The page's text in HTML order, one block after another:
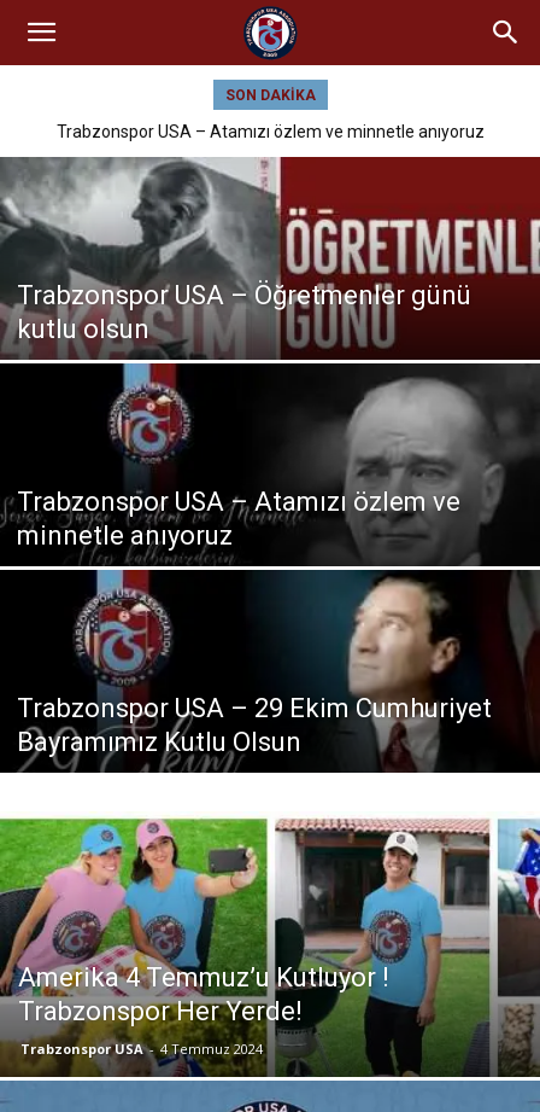
SON DAKIKA
Trabzonspor USA – Atamızı özlem ve minnetle anıyoruz
Trabzonspor USA – Öğretmenler günü
kutlu olsun
Trabzonspor USA – Atamızı özlem ve
minnetle anıyoruz
Trabzonspor USA – 29 Ekim Cumhuriyet
Bayramımız Kutlu Olsun
Amerika 4 Temmuz’u Kutluyor !
Trabzonspor Her Yerde!
Trabzonspor USA - 4 Temmuz 2024